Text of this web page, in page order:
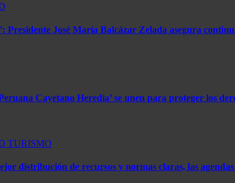
José María Balcázar Zelada asegura
Cayetano Heredia’ se unen para proteger los
TURISMO
distribución de recursos y normas claras, las